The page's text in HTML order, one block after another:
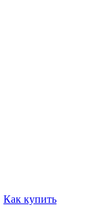
Как купить